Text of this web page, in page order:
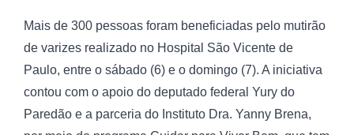
Mais de 300 pessoas foram beneficiadas pelo mutirão
de varizes realizado no Hospital São Vicente de
Paulo, entre o sábado (6) e o domingo (7). A iniciativa
contou com o apoio do deputado federal Yury do
Paredão e a parceria do Instituto Dra. Yanny Brena,